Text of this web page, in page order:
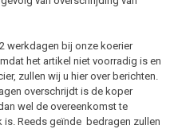
werkdagen bij onze koerier
het artikel niet voorradig is en
zullen wij u hier over berichten.
overschrijdt is de koper
wel de overeenkomst te
Reeds geïnde bedragen zullen